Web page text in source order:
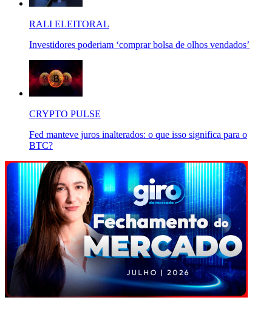
RALI ELEITORAL
Investidores poderiam ‘comprar bolsa de olhos vendados’
CRYPTO PULSE
Fed manteve juros inalterados: o que isso significa para o
BTC?